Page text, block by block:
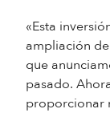
«Esta
ampliación
que
pasado.
proporcionar